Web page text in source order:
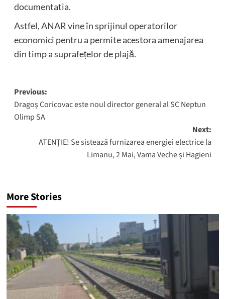
documentatia.
Astfel, ANAR vine în sprijinul operatorilor
economici pentru a permite acestora amenajarea
din timp a suprafețelor de plajă.
Post
navigation
Previous:
Dragoș Coricovac este noul director general al SC Neptun
Olimp SA
Next:
ATENȚIE! Se sistează furnizarea energiei electrice la
Limanu, 2 Mai, Vama Veche și Hagieni
More Stories